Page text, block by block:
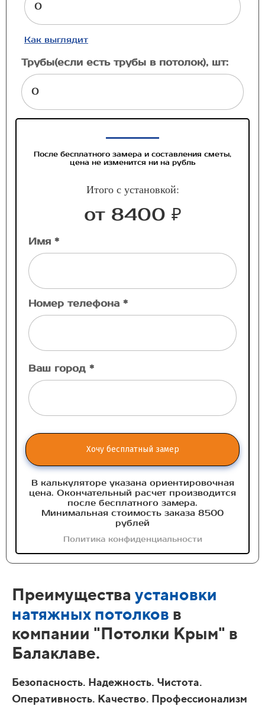
Как выглядит
Трубы(если есть трубы в потолок), шт:
После бесплатного замера и составления сметы,
цена не изменится ни на рубль
Итого с установкой:
от 8400 ₽
Имя *
Номер телефона *
Ваш город *
Хочу бесплатный замер
В калькуляторе указана ориентировочная
цена. Окончательный расчет производится
после бесплатного замера.
Минимальная стоимость заказа 8500
рублей
Политика конфиденциальности
Преимущества установки
натяжных потолков в
компании "Потолки Крым" в
Балаклаве.
Безопасность. Надежность. Чистота.
Оперативность. Качество. Профессионализм